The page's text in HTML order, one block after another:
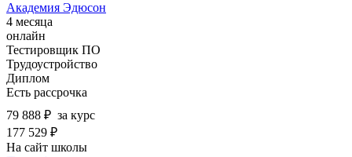
Академия Эдюсон
4 месяца
онлайн
Тестировщик ПО
Трудоустройство
Диплом
Есть рассрочка
79 888 ₽ за курс
177 529 ₽
На сайт школы